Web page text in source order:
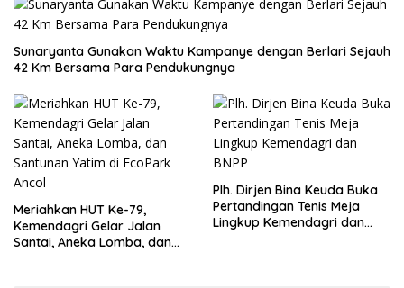
Sunaryanta Gunakan Waktu Kampanye dengan Berlari Sejauh
42 Km Bersama Para Pendukungnya
Meriahkan HUT Ke-79,
Kemendagri Gelar Jalan
Santai, Aneka Lomba, dan
Plh. Dirjen Bina Keuda Buka
Pertandingan Tenis Meja
Lingkup Kemendagri dan